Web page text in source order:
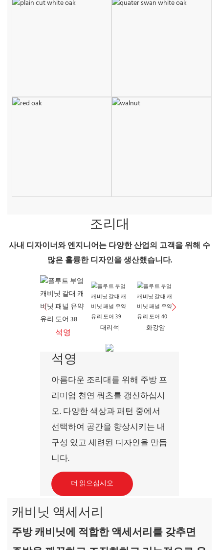
조리대
사내 디자이너와 엔지니어는 다양한 산업의 고객을 위해 수
많은 훌륭한 디자인을 생산했습니다.
석영 대리석 화강암
석영
아름다운 조리대를 위해 주방 프
리미엄 천연 쿼츠를 갱신하십시
오. 다양한 색상과 패턴 중에서
선택하여 공간을 향상시키는 내
구성 있고 세련된 디자인을 만듭
니다.
더 읽으십시오
캐비닛 액세서리
주방 캐비닛에 적합한 액세서리를 갖추면